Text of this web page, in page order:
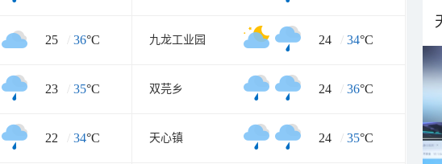
25 / 36°C 九龙工业园 24 / 34°C
23 / 35°C 双芫乡 24 / 36°C
22 / 34°C 天心镇 24 / 35°C